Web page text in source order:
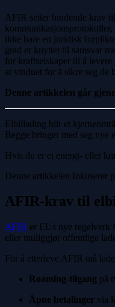
AFIR setter bindende krav
ikke bare en juridisk
grad er knyttet til samsvar
for kraftselskaper til å
at vinduet for å sikre seg de
Denne artikkelen går
Elbillading blir et
Begge bringer med seg nye
Hvis du er et energi- eller
Denne artikkelen fokuserer
AFIR-krav til
AFIR er EUs nye regelverk
eller muliggjør offentlige
For å etterleve AFIR må
Roaming-tilgang på
Åpne betalinger via